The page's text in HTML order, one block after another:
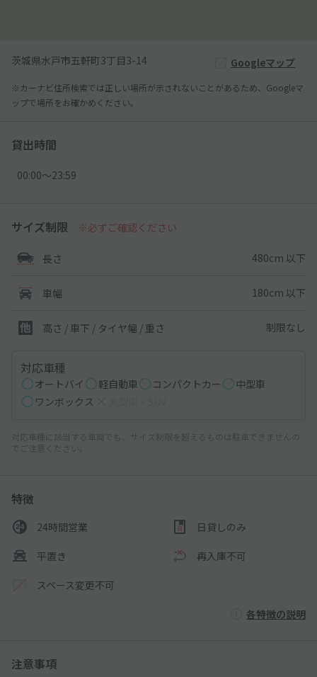
茨城県水戸市五軒町3丁目3-14 Googleマップ
※カーナビ住所検索では正しい場所が示されないことがあるため、Googleマ
ップで場所をお確かめください。
貸出時間
00:00〜23:59
サイズ制限 ※必ずご確認ください
長さ 480cm 以下
車幅 180cm 以下
高さ / 車下 / タイヤ幅 / 重さ 制限なし
対応車種
オートバイ 軽自動車 コンパクトカー
中型車
ワンボックス
対応車種に該当する車両でも、サイズ制限を超えるものは駐車できませんの
でご注意ください。
特徴
24時間営業 日貸しのみ
平置き 再入庫不可
スペース変更不可
各特徴の説明
注意事項